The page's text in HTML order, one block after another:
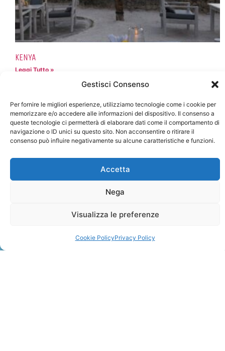
Gestisci Consenso
Per fornire le migliori esperienze, utilizziamo tecnologie come i cookie per
memorizzare e/o accedere alle informazioni del dispositivo. Il consenso a
queste tecnologie ci permetterà di elaborare dati come il comportamento di
navigazione o ID unici su questo sito. Non acconsentire o ritirare il
consenso può influire negativamente su alcune caratteristiche e funzioni.
Accetta
Nega
Visualizza le preferenze
Cookie PolicyPrivacy Policy
KENYA
Leggi Tutto »